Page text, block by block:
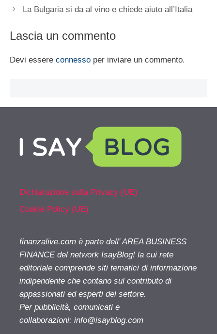
La Bulgaria si da al vino e chiede aiuto all’Italia
Lascia un commento
Devi essere connesso per inviare un commento.
Dichiarazione sulla Privacy (UE)
Cookie Policy (UE)
finanzalive.com è parte dell' AREA BUSINESS
FINANCE del network IsayBlog! la cui rete
editoriale comprende siti tematici di informazione
indipendente che contano sul contributo di
appassionati ed esperti del settore.
Per pubblicità, comunicati e
collaborazioni: info@isayblog.com